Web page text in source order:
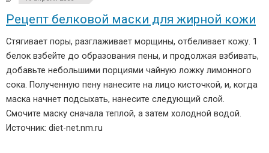
Рецепт белковой маски для жирной кожи
Стягивает поры, разглаживает морщины, отбеливает кожу. 1
белок взбейте до образования пены, и продолжая взбивать,
добавьте небольшими порциями чайную ложку лимонного
сока. Полученную пену нанесите на лицо кисточкой, и, когда
маска начнет подсыхать, нанесите следующий слой.
Смочите маску сначала теплой, а затем холодной водой.
Источник: diet-net.nm.ru